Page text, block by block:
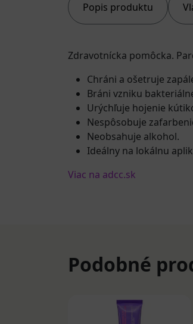
Popis produktu
Zdravotnícka pomôcka.
Chráni a ošetruje
Bráni vzniku
Urýchľuje hojenie
Nespôsobuje
Neobsahuje alkohol.
Ideálny na lokálnu
Viac na adcc.sk
Podobné